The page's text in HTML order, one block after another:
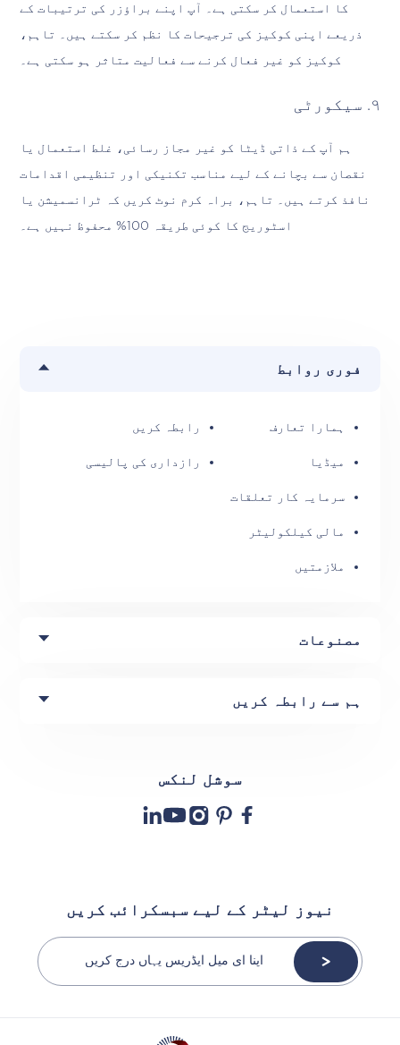
کا استعمال کر سکتی ہے۔ آپ اپنے براؤزر کی ترتیبات کے
ذریعے اپنی کوکیز کی ترجیحات کا نظم کر سکتے ہیں۔ تاہم،
کوکیز کو غیر فعال کرنے سے فعالیت متاثر ہو سکتی ہے۔
۹. سیکورٹی
ہم آپ کے ذاتی ڈیٹا کو غیر مجاز رسائی، غلط استعمال یا
نقصان سے بچانے کے لیے مناسب تکنیکی اور تنظیمی اقدامات
نافذ کرتے ہیں۔ تاہم، براہ کرم نوٹ کریں کہ ٹرانسمیشن یا
اسٹوریج کا کوئی طریقہ 100% محفوظ نہیں ہے۔
فوری روابط
ہمارا تعارف
میڈیا
سرمایہ کار تعلقات
مالی کیلکولیٹر
ملازمتیں
رابطہ کریں
رازداری کی پالیسی
مصنوعات
ہم سے رابطہ کریں
سوشل لنکس
نیوز لیٹر کے لیے سبسکرائب کریں